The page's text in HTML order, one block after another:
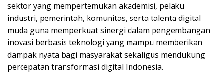
sektor yang mempertemukan akademisi, pelaku
industri, pemerintah, komunitas, serta talenta digital
muda guna memperkuat sinergi dalam pengembangan
inovasi berbasis teknologi yang mampu memberikan
dampak nyata bagi masyarakat sekaligus mendukung
percepatan transformasi digital Indonesia.